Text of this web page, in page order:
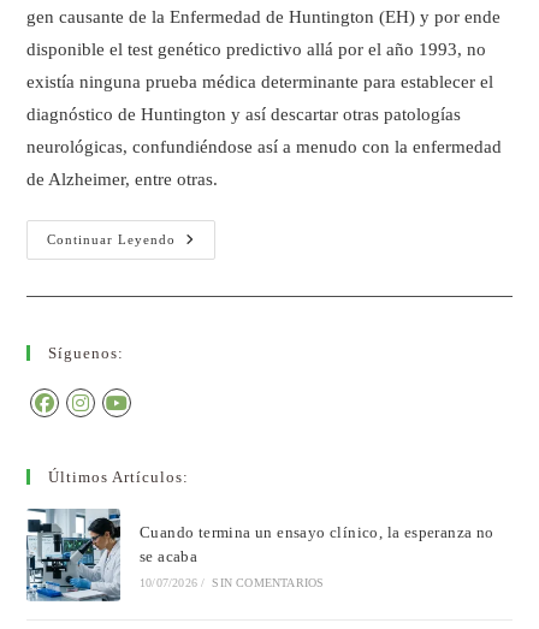
gen causante de la Enfermedad de Huntington (EH) y por ende
disponible el test genético predictivo allá por el año 1993, no
existía ninguna prueba médica determinante para establecer el
diagnóstico de Huntington y así descartar otras patologías
neurológicas, confundiéndose así a menudo con la enfermedad
de Alzheimer, entre otras.
Continuar Leyendo
Síguenos:
Últimos Artículos:
Cuando termina un ensayo clínico, la esperanza no
se acaba
10/07/2026 / SIN COMENTARIOS